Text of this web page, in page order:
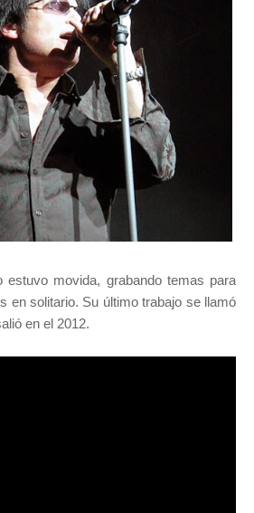
estuvo movida, grabando temas para
en solitario. Su último trabajo se llamó
en el 2012.